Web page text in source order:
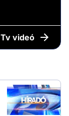
videó